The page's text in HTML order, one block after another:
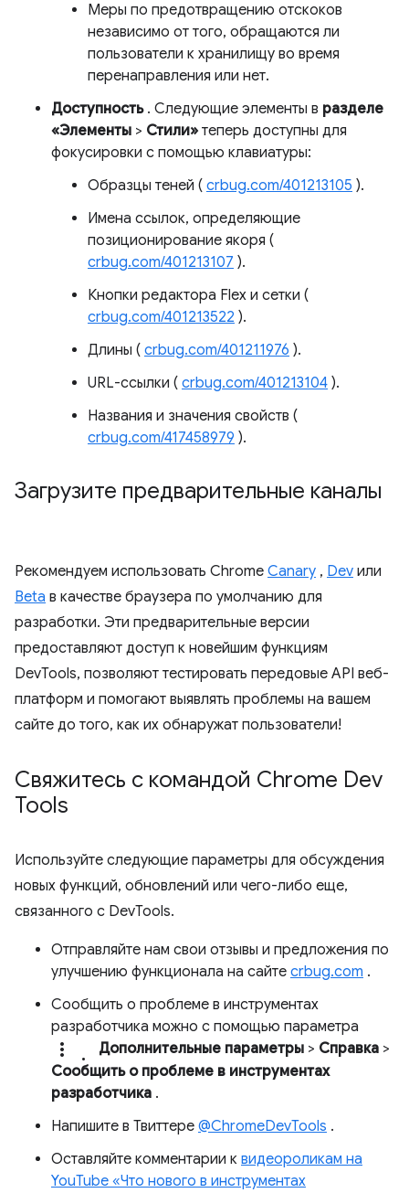
Меры по предотвращению отскоков
независимо от того, обращаются ли
пользователи к хранилищу во время
перенаправления или нет.
Доступность. Следующие элементы в разделе
«Элементы > Стили» теперь доступны для
фокусировки с помощью клавиатуры:
Образцы теней ( crbug.com/401213105 ).
Имена ссылок, определяющие
позиционирование якоря (
crbug.com/401213107 ).
Кнопки редактора Flex и сетки (
crbug.com/401213522 ).
Длины ( crbug.com/401211976 ).
URL-ссылки ( crbug.com/401213104 ).
Названия и значения свойств (
crbug.com/417458979 ).
Загрузите предварительные каналы
Рекомендуем использовать Chrome Canary , Dev или
Beta в качестве браузера по умолчанию для
разработки. Эти предварительные версии
предоставляют доступ к новейшим функциям
DevTools, позволяют тестировать передовые API веб-
платформ и помогают выявлять проблемы на вашем
сайте до того, как их обнаружат пользователи!
Свяжитесь с командой Chrome Dev
Tools
Используйте следующие параметры для обсуждения
новых функций, обновлений или чего-либо еще,
связанного с DevTools.
Отправляйте нам свои отзывы и предложения по
улучшению функционала на сайте crbug.com .
Сообщить о проблеме в инструментах
разработчика можно с помощью параметра
more_vert. Дополнительные параметры > Справка >
Сообщить о проблеме в инструментах
разработчика .
Напишите в Твиттере @ChromeDevTools .
Оставляйте комментарии к видеороликам на
YouTube «Что нового в инструментах